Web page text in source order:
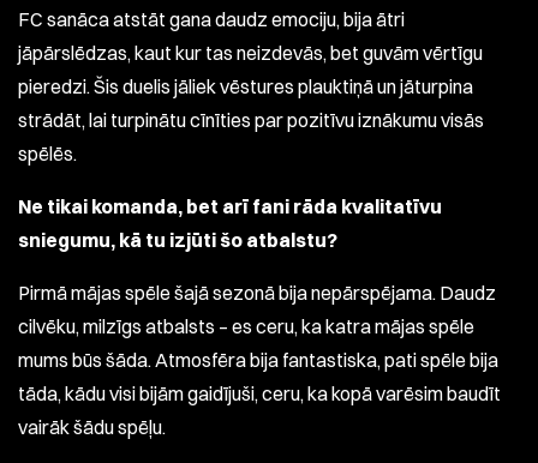
FC sanāca atstāt gana daudz emociju, bija ātri
jāpārslēdzas, kaut kur tas neizdevās, bet guvām vērtīgu
pieredzi. Šis duelis jāliek vēstures plauktiņā un jāturpina
strādāt, lai turpinātu cīnīties par pozitīvu iznākumu visās
spēlēs.
Ne tikai komanda, bet arī fani rāda kvalitatīvu
sniegumu, kā tu izjūti šo atbalstu?
Pirmā mājas spēle šajā sezonā bija nepārspējama. Daudz
cilvēku, milzīgs atbalsts – es ceru, ka katra mājas spēle
mums būs šāda. Atmosfēra bija fantastiska, pati spēle bija
tāda, kādu visi bijām gaidījuši, ceru, ka kopā varēsim baudīt
vairāk šādu spēļu.